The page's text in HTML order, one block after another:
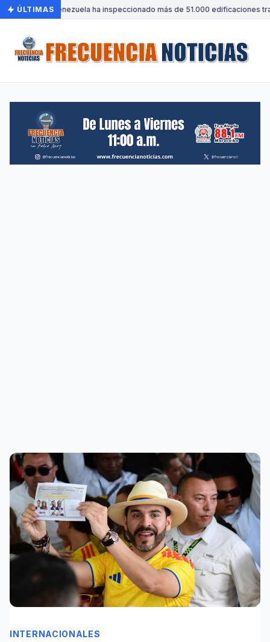
ÚLTIMAS
• Venezuela ha inspeccionado más de 51.000 edificaciones
INTERNACIONALES